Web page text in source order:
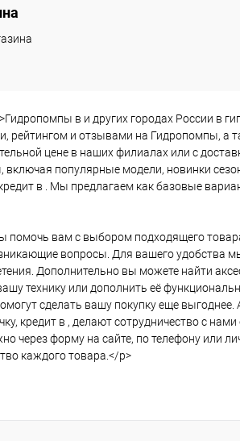
в и других городах России в
рейтингом и отзывами на Гидропомпы, а
цене в наших филиалах или с
включая популярные модели, новинки
в . Мы предлагаем как базовые
помочь вам с выбором подходящего
вопросы. Для вашего удобства
Дополнительно вы можете найти
технику или дополнить её
сделать вашу покупку еще
кредит в , делают сотрудничество с
через форму на сайте, по телефону или
каждого товара.</p>